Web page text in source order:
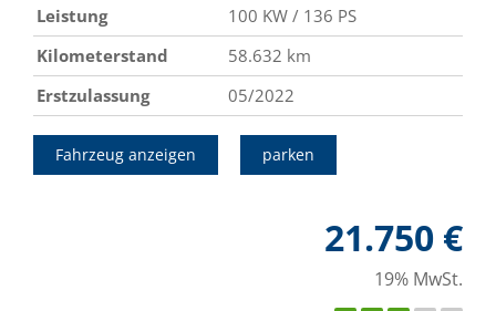
Leistung
100 KW / 136 PS
Kilometerstand
58.632 km
Erstzulassung
05/2022
Fahrzeug anzeigen parken
21.750 €
19% MwSt.